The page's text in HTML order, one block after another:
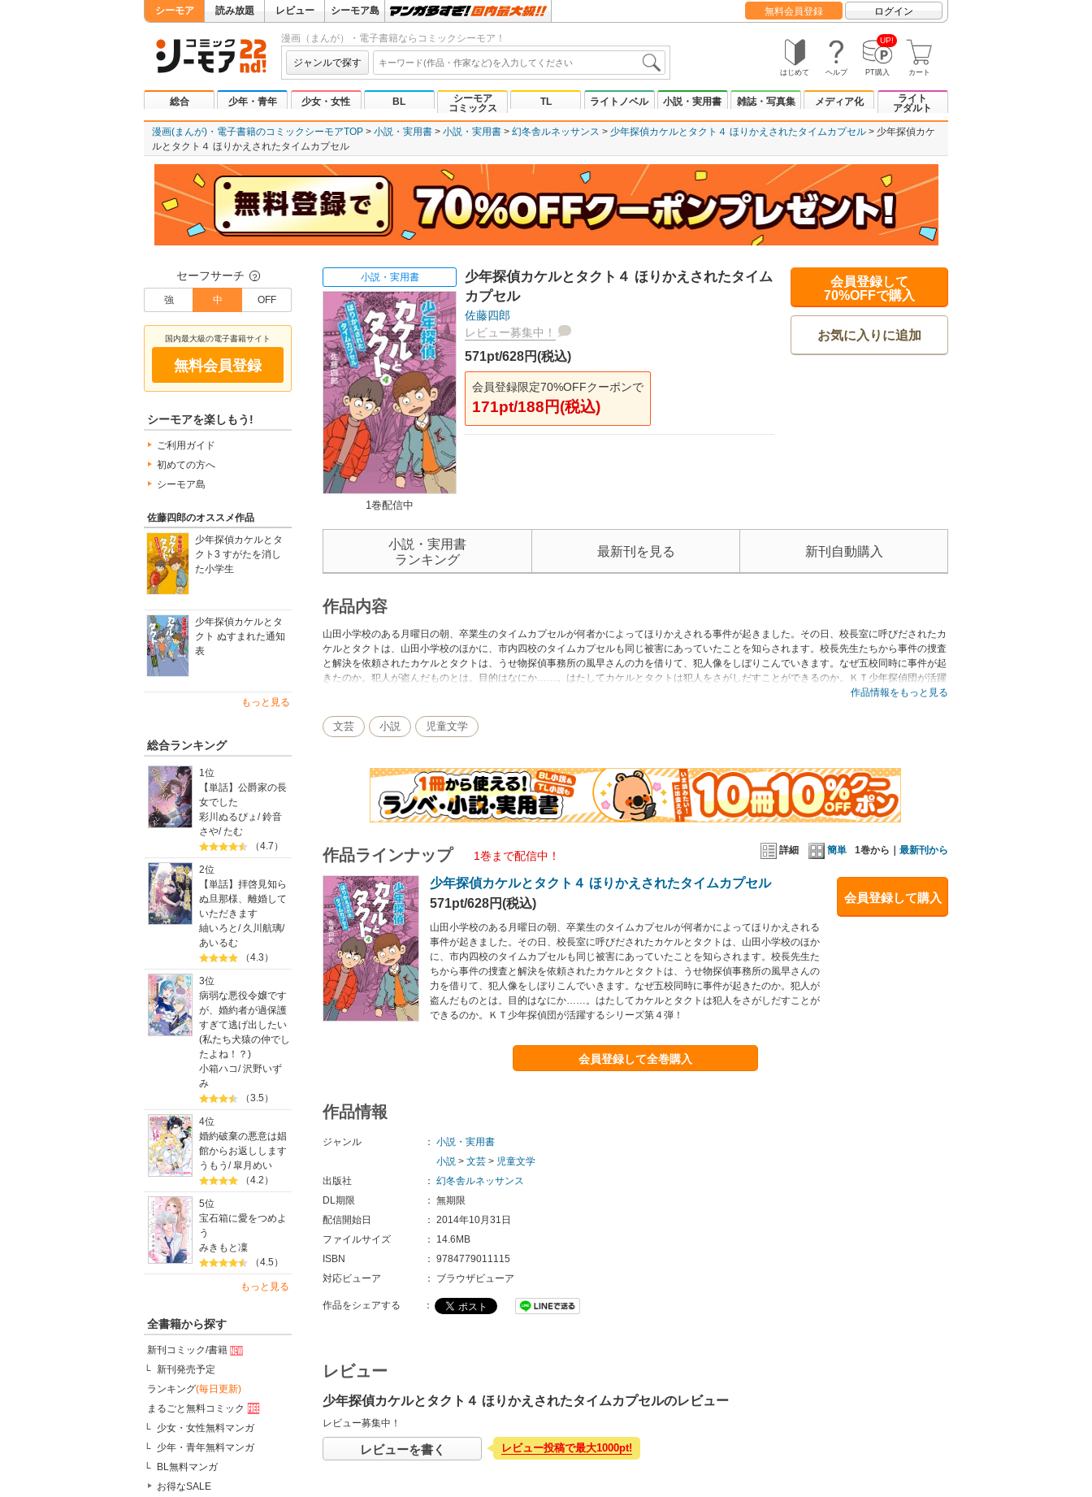
シーモア 読み放題 レビュー シーモア島 無料会員登録 ログイン
漫画（まんが）・電子書籍ならコミックシーモア！
ジャンルで探す
はじめて ヘルプ
UP!
PT購入 カート
総合 少年・青年 少女・女性 BL
シーモア
コミックス
TL ライトノベル 小説・実用書 雑誌・写真集 メディア化
ライト
アダルト
漫画(まんが)・電子書籍のコミックシーモアTOP 小説・実用書 小説・実用書 幻冬舎ルネッサンス 少年探偵カケルとタクト４ ほりかえされたタイムカプセル
少年探偵カケ
ルとタクト４ ほりかえされたタイムカプセル
セーフサーチ ？
強 中 OFF
国内最大級の電子書籍サイト
無料会員登録
シーモアを楽しもう!
ご利用ガイド
初めての方へ
シーモア島
佐藤四郎のオススメ作品
少年探偵カケルとタ
クト3 すがたを消し
た小学生
少年探偵カケルとタ
クト ぬすまれた通知
表
もっと見る
総合ランキング
1位
【単話】公爵家の長
女でした
彩川ぬるぴょ /鈴音
さや/たむ
（4.7）
2位
【単話】拝啓見知ら
ぬ旦那様、離婚して
いただきます
紬いろと / 久川航璃/
あいるむ
（4.3）
3位
病弱な悪役令嬢です
が、婚約者が過保護
すぎて逃げ出したい
(私たち犬猿の仲でし
たよね！？)
小箱ハコ/沢野いず
み
（3.5）
4位
婚約破棄の悪意は娼
館からお返しします
うもう /皐月めい
（4.2）
5位
宝石箱に愛をつめよ
う
みきもと凜
（4.5）
もっと見る
全書籍から探す
新刊コミック/書籍
新刊発売予定
ランキング(毎日更新)
まるごと無料コミック
少女・女性無料マンガ
少年・青年無料マンガ
BL無料マンガ
お得なSALE
小説・実用書
1巻配信中
少年探偵カケルとタクト４ ほりかえされたタイム
カプセル
佐藤四郎
レビュー募集中！
571pt/628円(税込)
会員登録限定70%OFFクーポンで
171pt/188円(税込)
会員登録して
70%OFFで購入
お気に入りに追加
小説・実用書
ランキング
最新刊を見る 新刊自動購入
作品内容
山田小学校のある月曜日の朝、卒業生のタイムカプセルが何者かによってほりかえされる事件が起きました。その日、校長室に呼びだされたカ
ケルとタクトは、山田小学校のほかに、市内四校のタイムカプセルも同じ被害にあっていたことを知らされます。校長先生たちから事件の捜査
と解決を依頼されたカケルとタクトは、うせ物探偵事務所の風早さんの力を借りて、犯人像をしぼりこんでいきます。なぜ五校同時に事件が起
きたのか。犯人が盗んだものとは。目的はなにか……。はたしてカケルとタクトは犯人をさがしだすことができるのか。ＫＴ少年探偵団が活躍
作品情報をもっと見る
文芸 小説 児童文学
詳細 簡単 1巻から｜ 最新刊から
作品ラインナップ 1巻まで配信中！
会員登録して購入
少年探偵カケルとタクト４ ほりかえされたタイムカプセル
571pt/628円(税込)
山田小学校のある月曜日の朝、卒業生のタイムカプセルが何者かによってほりかえされる
事件が起きました。その日、校長室に呼びだされたカケルとタクトは、山田小学校のほか
に、市内四校のタイムカプセルも同じ被害にあっていたことを知らされます。校長先生た
ちから事件の捜査と解決を依頼されたカケルとタクトは、うせ物探偵事務所の風早さんの
力を借りて、犯人像をしぼりこんでいきます。なぜ五校同時に事件が起きたのか。犯人が
盗んだものとは。目的はなにか……。はたしてカケルとタクトは犯人をさがしだすことが
できるのか。ＫＴ少年探偵団が活躍するシリーズ第４弾！
会員登録して全巻購入
作品情報
ジャンル ： 小説・実用書
小説 > 文芸 > 児童文学
出版社
： 幻冬舎ルネッサンス
DL期限
： 無期限
配信開始日
： 2014年10月31日
ファイルサイズ
：
14.6MB
ISBN
： 9784779011115
対応ビューア
： ブラウザビューア
作品をシェアする ：
レビュー
少年探偵カケルとタクト４ ほりかえされたタイムカプセルのレビュー
レビュー募集中！
レビューを書く レビュー投稿で最大1000pt!